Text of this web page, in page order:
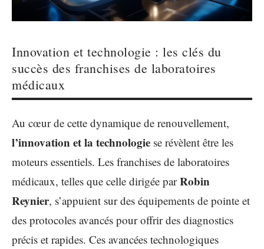
Innovation et technologie : les clés du
succès des franchises de laboratoires
médicaux
Au cœur de cette dynamique de renouvellement,
l’innovation et la technologie se révèlent être les
moteurs essentiels. Les franchises de laboratoires
médicaux, telles que celle dirigée parRobin
Reynier, s’appuient sur des équipements de pointe et
des protocoles avancés pour offrir des diagnostics
précis et rapides. Ces avancées technologiques